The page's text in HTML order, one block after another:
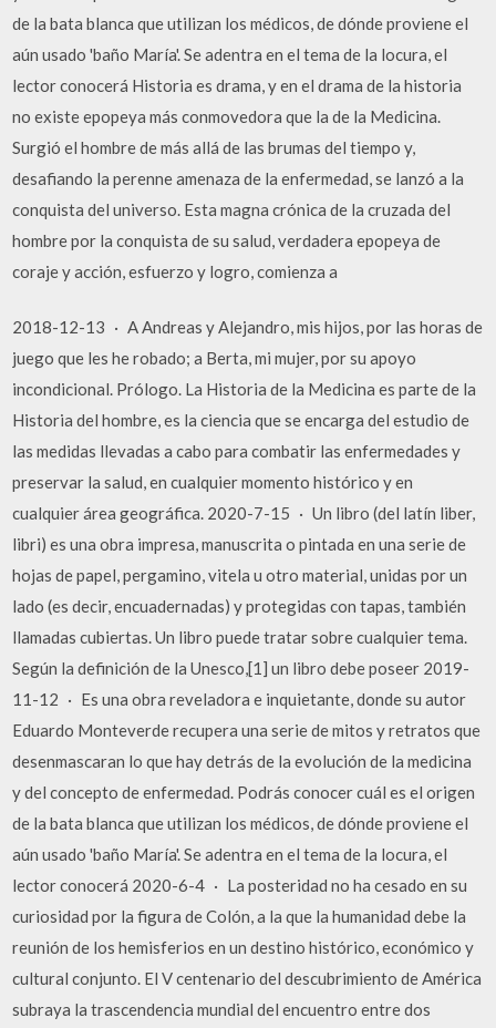
de la bata blanca que utilizan los médicos, de dónde proviene el
aún usado 'baño María'. Se adentra en el tema de la locura, el
lector conocerá Historia es drama, y en el drama de la historia
no existe epopeya más conmovedora que la de la Medicina.
Surgió el hombre de más allá de las brumas del tiempo y,
desafiando la perenne amenaza de la enfermedad, se lanzó a la
conquista del universo. Esta magna crónica de la cruzada del
hombre por la conquista de su salud, verdadera epopeya de
coraje y acción, esfuerzo y logro, comienza a
2018-12-13 · A Andreas y Alejandro, mis hijos, por las horas de
juego que les he robado; a Berta, mi mujer, por su apoyo
incondicional. Prólogo. La Historia de la Medicina es parte de la
Historia del hombre, es la ciencia que se encarga del estudio de
las medidas llevadas a cabo para combatir las enfermedades y
preservar la salud, en cualquier momento histórico y en
cualquier área geográfica. 2020-7-15 · Un libro (del latín liber,
libri) es una obra impresa, manuscrita o pintada en una serie de
hojas de papel, pergamino, vitela u otro material, unidas por un
lado (es decir, encuadernadas) y protegidas con tapas, también
llamadas cubiertas. Un libro puede tratar sobre cualquier tema.
Según la definición de la Unesco,[1] un libro debe poseer 2019-
11-12 · Es una obra reveladora e inquietante, donde su autor
Eduardo Monteverde recupera una serie de mitos y retratos que
desenmascaran lo que hay detrás de la evolución de la medicina
y del concepto de enfermedad. Podrás conocer cuál es el origen
de la bata blanca que utilizan los médicos, de dónde proviene el
aún usado 'baño María'. Se adentra en el tema de la locura, el
lector conocerá 2020-6-4 · La posteridad no ha cesado en su
curiosidad por la figura de Colón, a la que la humanidad debe la
reunión de los hemisferios en un destino histórico, económico y
cultural conjunto. El V centenario del descubrimiento de América
subraya la trascendencia mundial del encuentro entre dos